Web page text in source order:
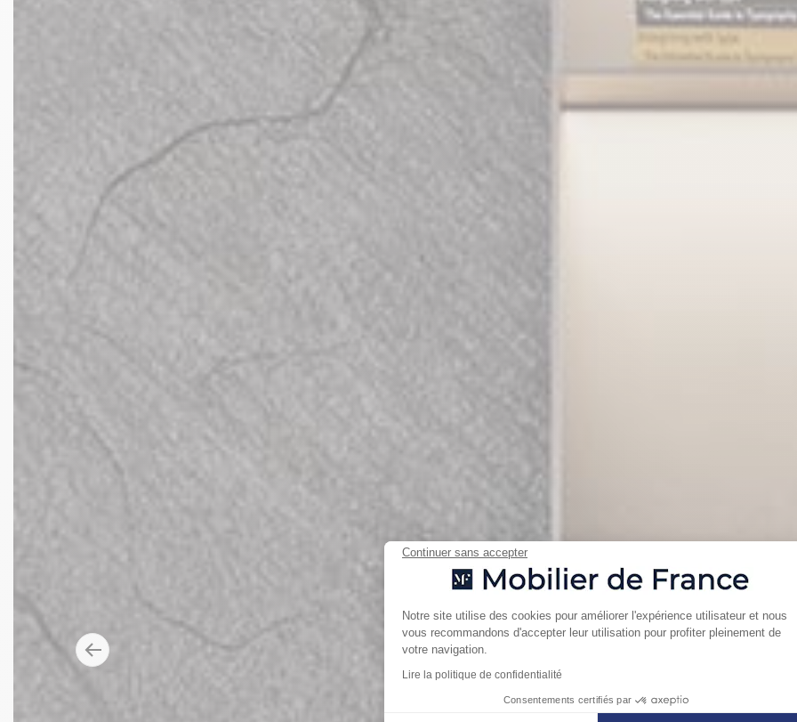
Continuer sans accepter
Plateforme de Gestion du
Notre site utilise des cookies pour améliorer l'expérience utilisateur et nous
vous recommandons d'accepter leur utilisation pour profiter pleinement de
votre navigation.
Lire la politique de confidentialité
Consentements certifiés par
Axeptio consent